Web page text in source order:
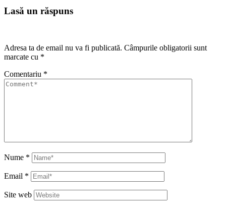
Lasă un răspuns
Adresa ta de email nu va fi publicată. Câmpurile obligatorii sunt
marcate cu *
Comentariu *
Nume *
Email *
Site web